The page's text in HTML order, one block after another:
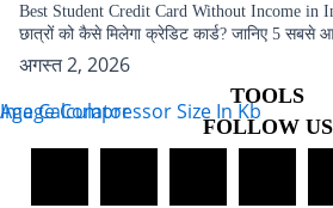
Best Student Credit Card Without Income in
छात्रों को कैसे मिलेगा क्रेडिट कार्ड? जानिए 5 सबसे
अगस्त 2, 2026
TOOLS
Age Calculator
Image Compressor Size In Kb
FOLLOW US